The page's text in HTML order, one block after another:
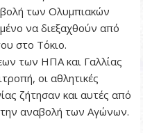
των Ολυμπιακών
να διεξαχθούν από
στο Τόκιο.
των ΗΠΑ και Γαλλίας
οι αθλητικές
ζήτησαν και αυτές από
αναβολή των Αγώνων.